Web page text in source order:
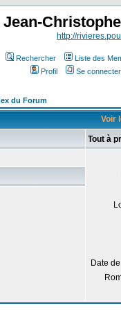
Jean-
http://
Rechercher
Liste des
Profil
Se
du Forum
Voir
Tout à
Date